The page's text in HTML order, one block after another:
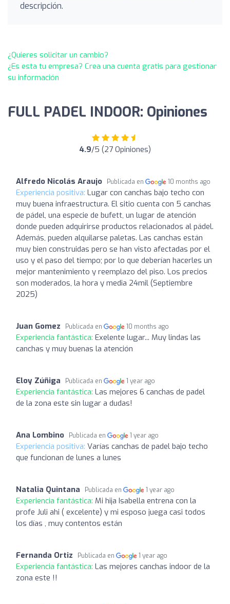
descripción.
¿Quieres solicitar un cambio?
¿Es esta tu empresa? Crea una cuenta gratis para gestionar
su información
FULL PADEL INDOOR: Opiniones
4.9/5 (27 Opiniones)
Alfredo Nicolás Araujo Publicada en 10 months ago
Experiencia positiva: Lugar con canchas bajo techo con
muy buena infraestructura. El sitio cuenta con 5 canchas
de pádel, una especie de bufett, un lugar de atención
donde pueden adquirirse productos relacionados al pádel.
Además, pueden alquilarse paletas. Las canchas están
muy bien construidas pero se han visto afectadas por el
uso y el paso del tiempo; por lo que deberían hacerles un
mejor mantenimiento y reemplazo del piso. Los precios
son moderados, la hora y media 24mil (Septiembre
2025)
Juan Gomez Publicada en 10 months ago
Experiencia fantástica: Exelente lugar... Muy lindas las
canchas y muy buenas la atención
Eloy Zúñiga Publicada en 1 year ago
Experiencia fantástica: Las mejores 6 canchas de padel
de la zona este sin lugar a dudas!
Ana Lombino Publicada en 1 year ago
Experiencia positiva: Varías canchas de padel bajo techo
que funcionan de lunes a lunes
Natalia Quintana Publicada en 1 year ago
Experiencia fantástica: Mi hija Isabella entrena con la
profe Juli ahi ( excelente) y mi esposo juega casi todos
los días , muy contentos están
Fernanda Ortiz Publicada en 1 year ago
Experiencia fantástica: Las mejores canchas indoor de la
zona este !!